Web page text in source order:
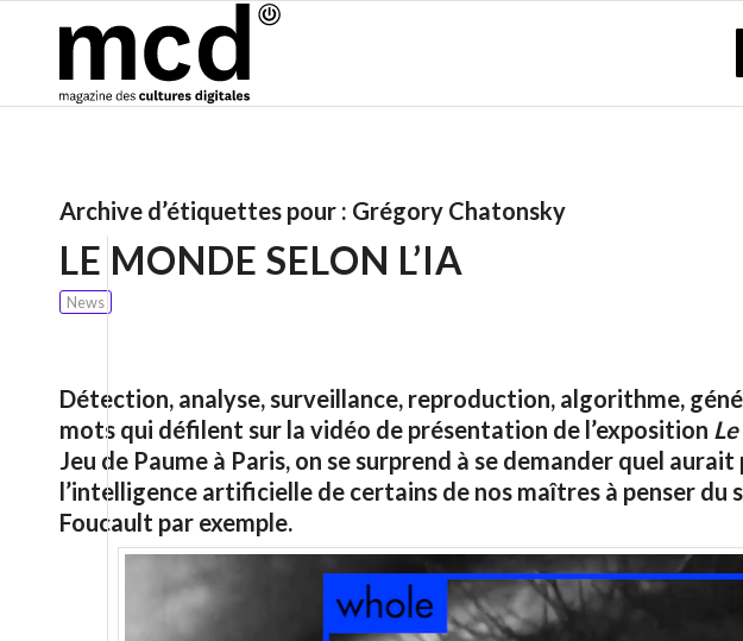
Archive d’étiquettes pour : Grégory Chatonsky
LE MONDE SELON L’IA
News
Détection, analyse, surveillance, reproduction, algorithme,
mots qui défilent sur la vidéo de présentation de l’exposition
Jeu de Paume à Paris, on se surprend à se demander quel
l’intelligence artificielle de certains de nos maîtres à penser du
Foucault par exemple.